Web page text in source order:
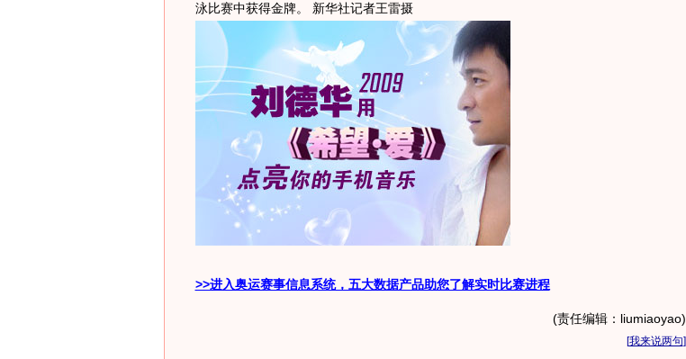
泳比赛中获得金牌。 新华社记者王雷摄
>>进入奥运赛事信息系统，五大数据产品助您了解实时比赛进程
(责任编辑：liumiaoyao)
[我来说两句]